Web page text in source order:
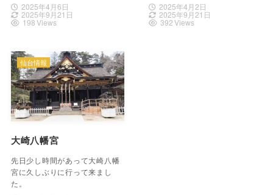
2025年4月6日
2025年9月21日
198 Views
2025年4月2日
2025年9月21日
392 Views
大崎八幡宮
先日少し時間があって大崎八幡
宮に久しぶりに行って来まし
た。
仙台情報